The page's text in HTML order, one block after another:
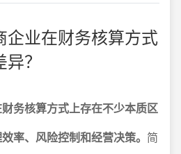
企业在财务核算方式
？
务核算方式上存在不少本质区
率、风险控制和经营决策。 简